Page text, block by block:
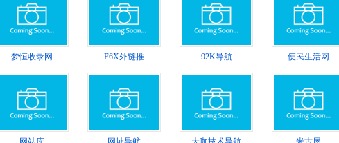
梦恒收录网 F6X外链推 92K导航 便民生活网